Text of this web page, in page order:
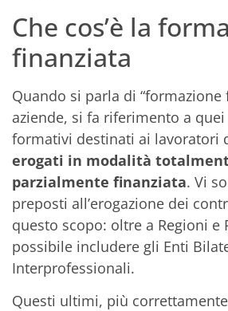
Che cos’è la
finanziata
Quando si parla di “formazione
aziende, si fa riferimento a
formativi destinati ai lavoratori
erogati in modalità
parzialmente finanziata. Vi
preposti all’erogazione dei
questo scopo: oltre a Regioni e
possibile includere gli Enti
Interprofessionali.
Questi ultimi, più